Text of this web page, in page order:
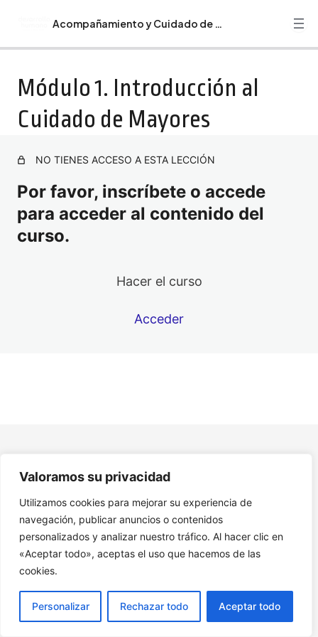
Valoramos su privacidad
Utilizamos cookies para mejorar su experiencia de
navegación, publicar anuncios o contenidos
personalizados y analizar nuestro tráfico. Al hacer clic en
«Aceptar todo», aceptas el uso que hacemos de las
cookies.
Personalizar Rechazar todo Aceptar todo
Acompañamiento y Cuidado de Mayores
Guía Monográfico Acompañamiento y Cuidado de
Mayores
Bienvenida. Recomendaciones. Programa Formativo
Curso Acompañamiento y Cuidado de Mayores
Módulo 1. Introducción al Cuidado de Mayores
Módulo 2. Necesidades Físicas y Emocionales
Módulo 3. Comunicación Efectiva
Módulo 5. Manejo de Situaciones Difíciles
Módulo 1. Introducción al
Cuidado de Mayores
NO TIENES ACCESO A ESTA LECCIÓN
Por favor, inscríbete o accede
para acceder al contenido del
curso.
Hacer el curso
Acceder